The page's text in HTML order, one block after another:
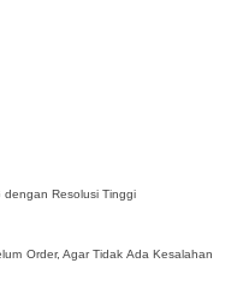
dengan Resolusi Tinggi
Order, Agar Tidak Ada Kesalahan